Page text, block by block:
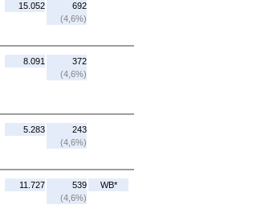
15.052
692
(4,6%)
8.091
372
(4,6%)
5.283
243
(4,6%)
11.727
539
(4,6%)
WB*